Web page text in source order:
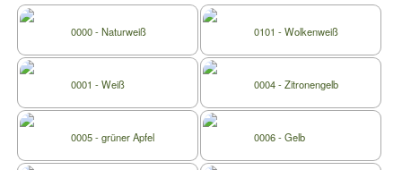
0000 - Naturweiß 0101 - Wolkenweiß
0001 - Weiß 0004 - Zitronengelb
0005 - grüner Apfel 0006 - Gelb